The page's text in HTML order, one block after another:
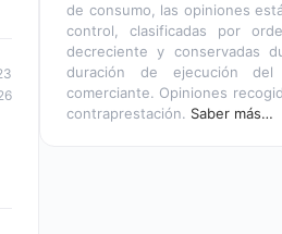
de consumo, las opiniones
control, clasificadas por
decreciente y conservadas
duración de ejecución
comerciante. Opiniones
contraprestación. Saber más…